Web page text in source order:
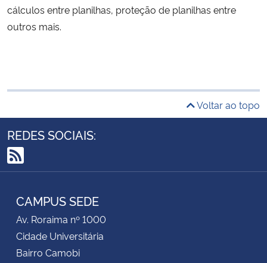
cálculos entre planilhas, proteção de planilhas entre
outros mais.
Voltar ao topo
REDES SOCIAIS:
RSS
CAMPUS SEDE
Av. Roraima nº 1000
Cidade Universitária
Bairro Camobi